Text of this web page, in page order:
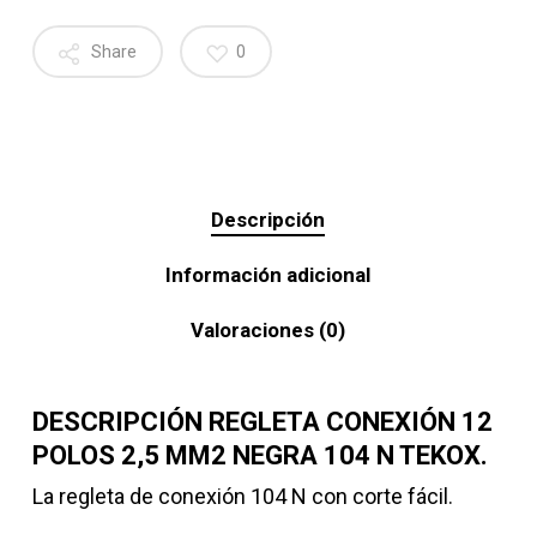
Share 0
Descripción
Información adicional
Valoraciones (0)
DESCRIPCIÓN REGLETA CONEXIÓN 12
POLOS 2,5 MM2 NEGRA 104 N TEKOX.
La regleta de conexión 104 N con corte fácil.